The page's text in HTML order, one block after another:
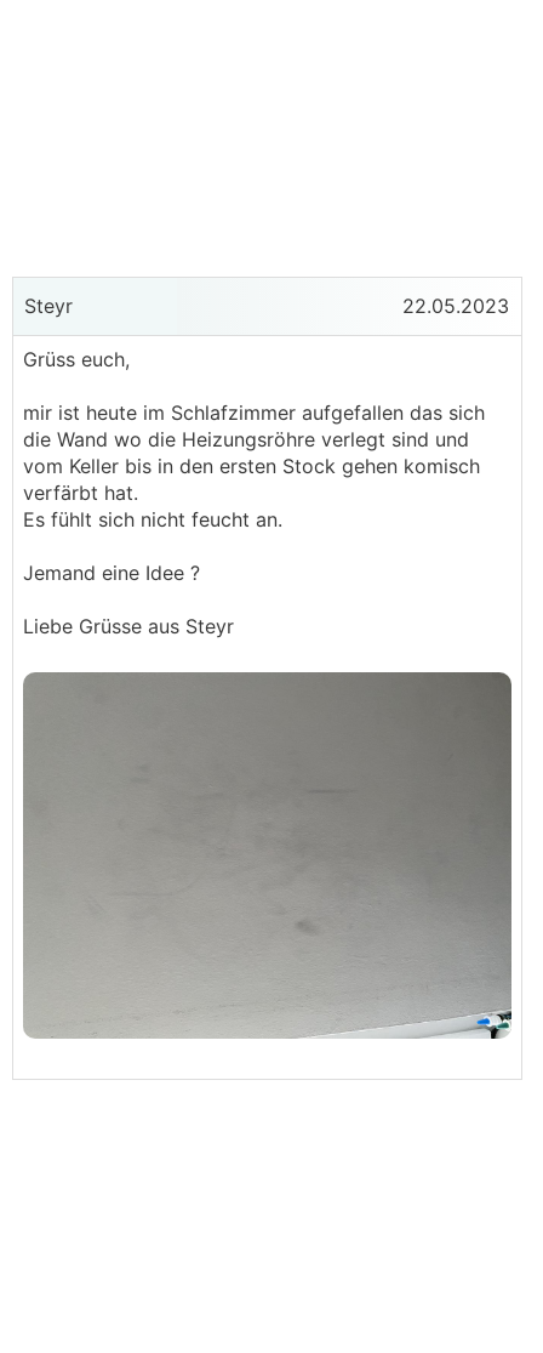
Steyr 22.05.2023
Grüss euch,
mir ist heute im Schlafzimmer aufgefallen das sich
die Wand wo die Heizungsröhre verlegt sind und
vom Keller bis in den ersten Stock gehen komisch
verfärbt hat.
Es fühlt sich nicht feucht an.
Jemand eine Idee ?
Liebe Grüsse aus Steyr